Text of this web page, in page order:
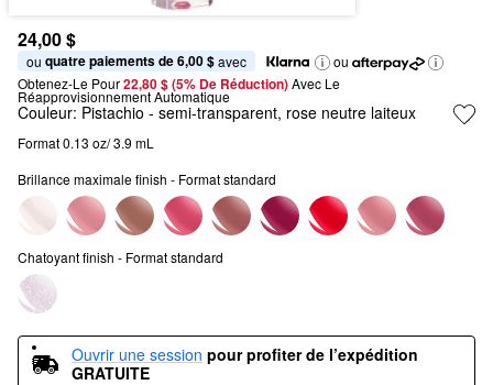
24,00 $
ou quatre paiements de 6,00 $ avec
ou
Obtenez-Le Pour22,80 $ (5% De Réduction) Avec Le
Réapprovisionnement Automatique
Couleur: Pistachio - semi-transparent, rose neutre laiteux
Format 0.13 oz/ 3.9 mL
Brillance maximale finish - Format standard
Chatoyant finish - Format standard
Ouvrir une session pour profiter de l’expédition
GRATUITE